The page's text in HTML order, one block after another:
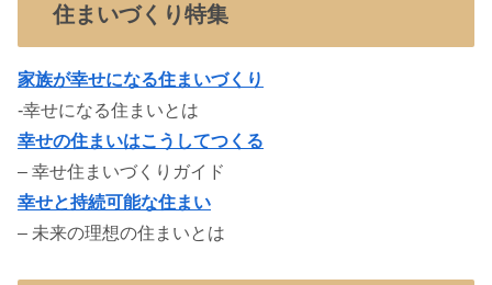
住まいづくり特集
家族が幸せになる住まいづくり
-幸せになる住まいとは
幸せの住まいはこうしてつくる
– 幸せ住まいづくりガイド
幸せと持続可能な住まい
– 未来の理想の住まいとは